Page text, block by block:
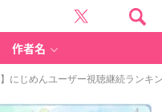
作者名
にじめんユーザー視聴継続ランキ